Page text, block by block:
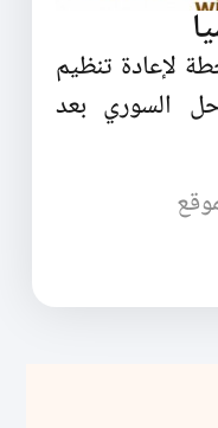
لإعادة تنظيم
السوري بعد